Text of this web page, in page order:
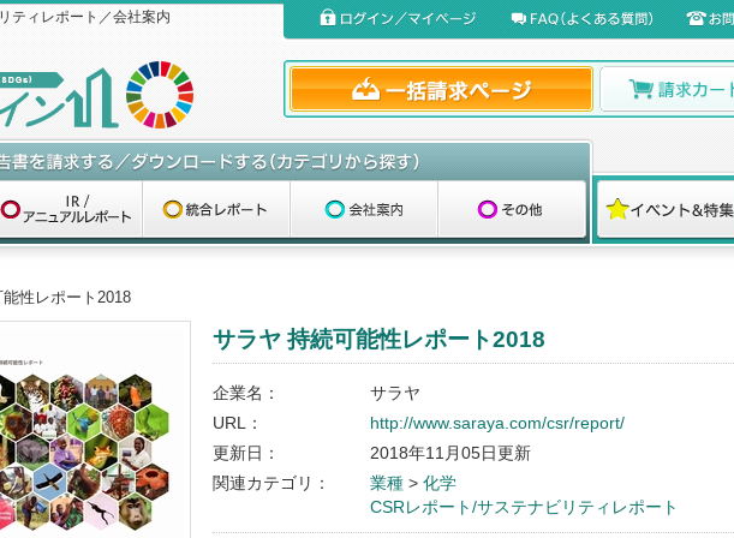
ティレポート／会社案内
性レポート2018
サラヤ 持続可能性レポート2018
企業名：
サラヤ
URL：
http://www.saraya.com/csr/report/
更新日：
2018年11月05日更新
関連カテゴリ：
業種> 化学
CSRレポート/サステナビリティレポート